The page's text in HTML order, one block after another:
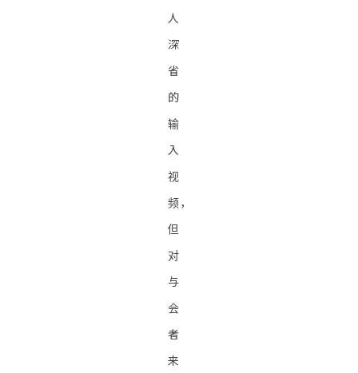
人
深
省
的
输
入
视
频，
但
对
与
会
者
来